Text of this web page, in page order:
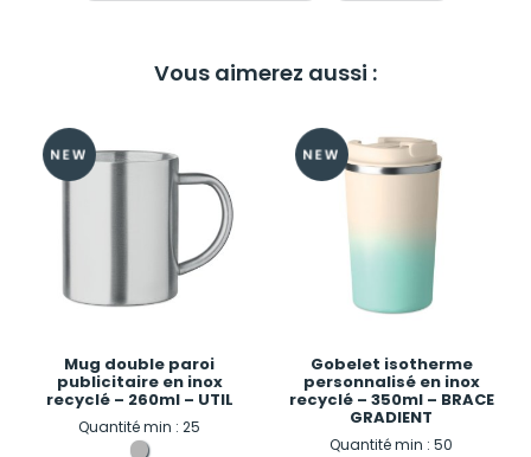
Vous aimerez aussi :
Mug double paroi
publicitaire en inox
recyclé – 260ml – UTIL
Quantité min : 25
Gobelet isotherme
personnalisé en inox
recyclé – 350ml – BRACE
GRADIENT
Quantité min : 50